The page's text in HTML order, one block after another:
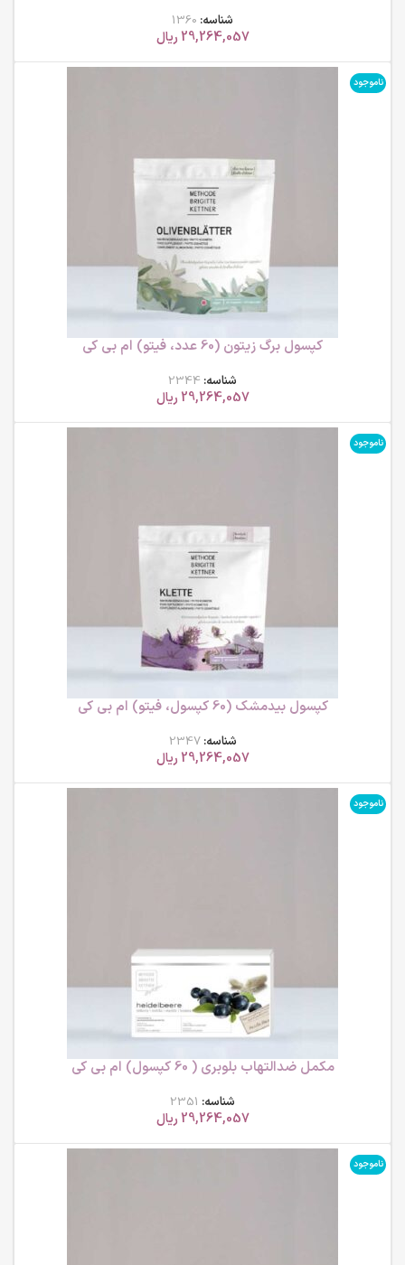
شناسه: 1360
29,264,057 ریال
ناموجود
کپسول برگ زیتون (60 عدد، فیتو) ام بی کی
شناسه: 2344
29,264,057 ریال
ناموجود
کپسول بیدمشک (60 کپسول، فیتو) ام بی کی
شناسه:2347
29,264,057 ریال
ناموجود
مکمل ضدالتهاب بلوبری ( 60 کپسول) ام بی کی
شناسه: 2351
29,264,057 ریال
ناموجود